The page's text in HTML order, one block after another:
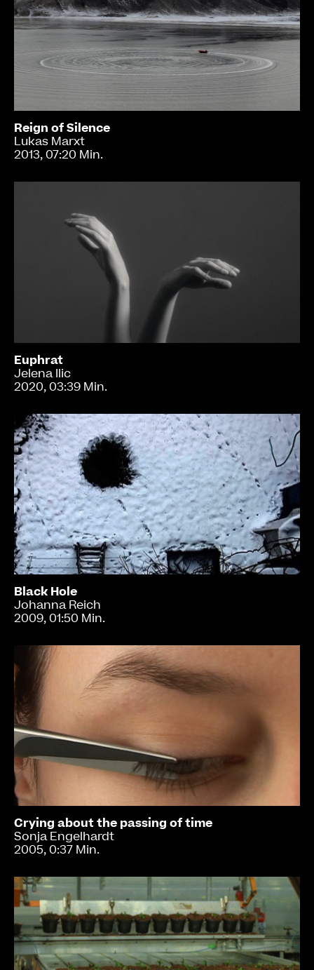
Reign of Silence
Lukas Marxt
2013, 07:20 Min.
Euphrat
Jelena Ilic
2020, 03:39 Min.
Black Hole
Johanna Reich
2009, 01:50 Min.
Crying about the passing of time
Sonja Engelhardt
2005, 0:37 Min.